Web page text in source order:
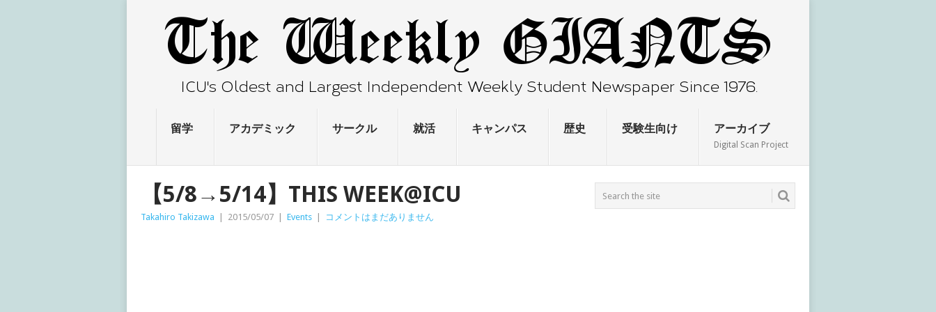
留学 アカデミック サークル 就活 キャンパス 歴史 受験生向け アーカイブ
Digital Scan Project
【5/8→5/14】THIS WEEK@ICU
Takahiro Takizawa 2015/05/07 Events コメントはまだありません